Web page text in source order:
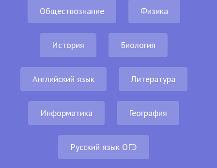
Обществознание Физика
История Биология
Английский язык Литература
Информатика География
Русский язык ОГЭ